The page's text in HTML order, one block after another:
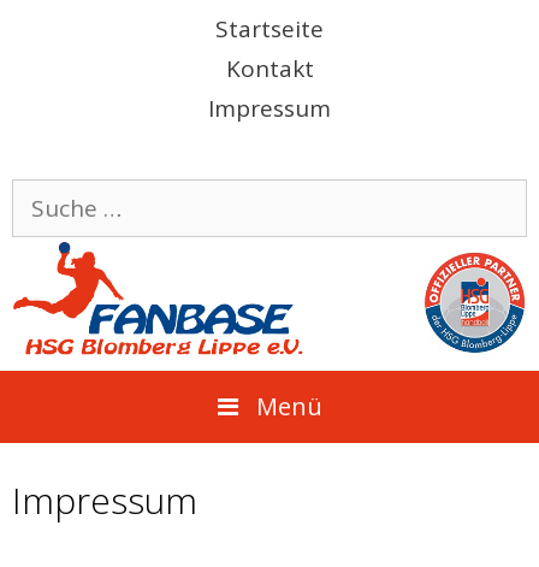
Startseite
Kontakt
Impressum
Suche
nach:
Menü
Impressum